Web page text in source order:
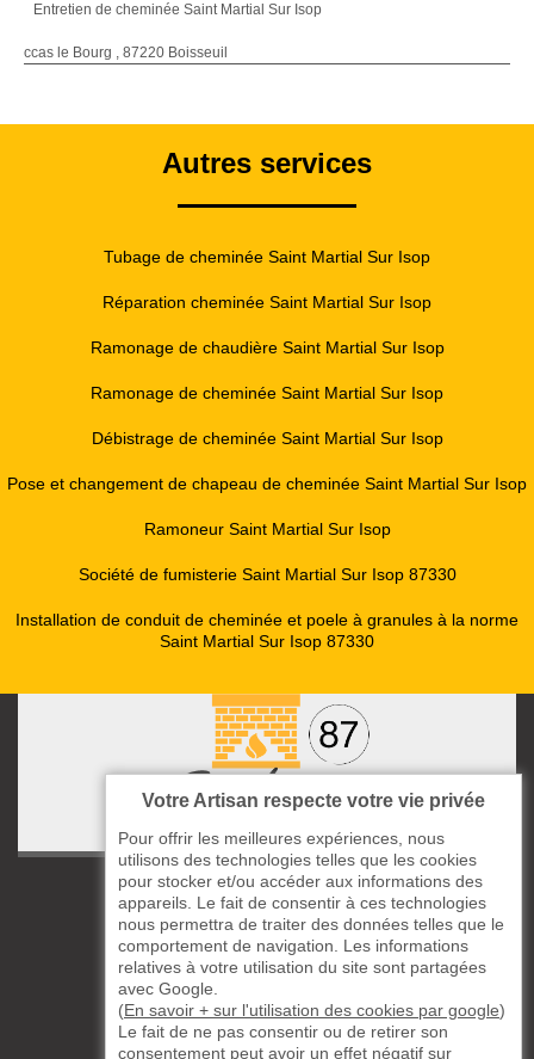
Entretien de cheminée Saint Martial Sur Isop
ccas le Bourg , 87220 Boisseuil
Autres services
Tubage de cheminée Saint Martial Sur Isop
Réparation cheminée Saint Martial Sur Isop
Ramonage de chaudière Saint Martial Sur Isop
Ramonage de cheminée Saint Martial Sur Isop
Débistrage de cheminée Saint Martial Sur Isop
Pose et changement de chapeau de cheminée Saint Martial Sur Isop
Ramoneur Saint Martial Sur Isop
Société de fumisterie Saint Martial Sur Isop 87330
Installation de conduit de cheminée et poele à granules à la norme
Saint Martial Sur Isop 87330
ccas le Bourg
87220 Boisseuil
05 33 06 14 49
06 37 57 44 80
Siret : 823732649
Votre Artisan respecte votre vie privée
Pour offrir les meilleures expériences, nous
utilisons des technologies telles que les cookies
pour stocker et/ou accéder aux informations des
appareils. Le fait de consentir à ces technologies
nous permettra de traiter des données telles que le
comportement de navigation. Les informations
relatives à votre utilisation du site sont partagées
avec Google.
(En savoir + sur l'utilisation des cookies par google)
Le fait de ne pas consentir ou de retirer son
consentement peut avoir un effet négatif sur